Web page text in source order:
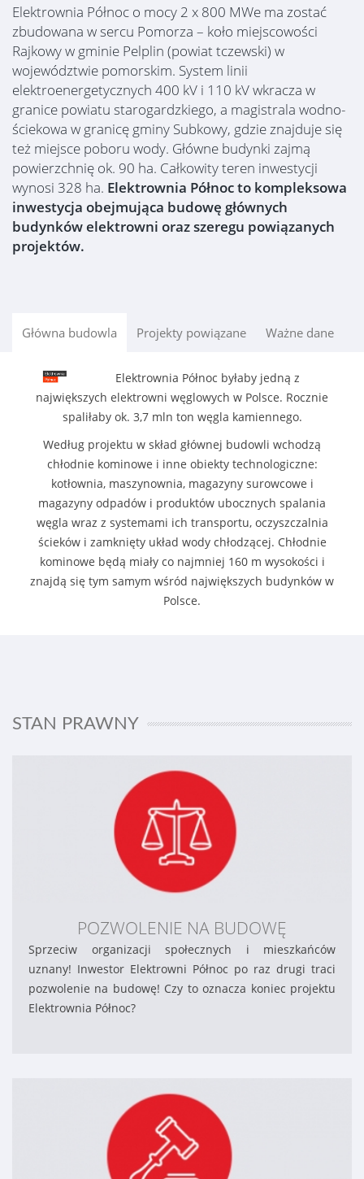
Elektrownia Północ o mocy 2 x 800 MWe ma zostać
zbudowana w sercu Pomorza – koło miejscowości
Rajkowy w gminie Pelplin (powiat tczewski) w
województwie pomorskim. System linii
elektroenergetycznych 400 kV i 110 kV wkracza w
granice powiatu starogardzkiego, a magistrala wodno-
ściekowa w granicę gminy Subkowy, gdzie znajduje się
też miejsce poboru wody. Główne budynki zajmą
powierzchnię ok. 90 ha. Całkowity teren inwestycji
wynosi 328 ha. Elektrownia Północ to kompleksowa
inwestycja obejmująca budowę głównych
budynków elektrowni oraz szeregu powiązanych
projektów.
Główna budowla Projekty powiązane Ważne dane
Elektrownia Północ byłaby jedną z
największych elektrowni węglowych w Polsce. Rocznie
spaliłaby ok. 3,7 mln ton węgla kamiennego.
Według projektu w skład głównej budowli wchodzą
chłodnie kominowe i inne obiekty technologiczne:
kotłownia, maszynownia, magazyny surowcowe i
magazyny odpadów i produktów ubocznych spalania
węgla wraz z systemami ich transportu, oczyszczalnia
ścieków i zamknięty układ wody chłodzącej. Chłodnie
kominowe będą miały co najmniej 160 m wysokości i
znajdą się tym samym wśród największych budynków w
Polsce.
STAN PRAWNY
POZWOLENIE NA BUDOWĘ
Sprzeciw organizacji społecznych i mieszkańców
uznany! Inwestor Elektrowni Północ po raz drugi traci
pozwolenie na budowę! Czy to oznacza koniec projektu
Elektrownia Północ?